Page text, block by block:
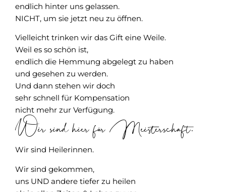
endlich hinter uns gelassen.
NICHT, um sie jetzt neu zu öffnen.
Vielleicht trinken wir das Gift eine Weile.
Weil es so schön ist,
endlich die Hemmung abgelegt zu haben
und gesehen zu werden.
Und dann stehen wir doch
sehr schnell für Kompensation
nicht mehr zur Verfügung.
Wir sind hier für Meisterschaft.
Wir sind Heilerinnen.
Wir sind gekommen,
uns UND andere tiefer zu heilen